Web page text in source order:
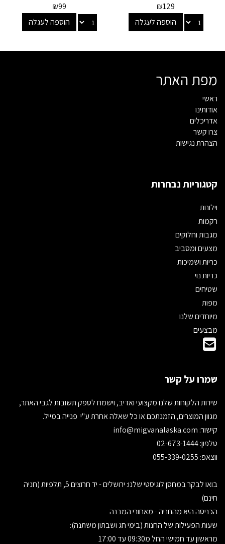
₪129
הוספה לעגלה
₪99
הוספה לעגלה
מפת האתר
ראשי
אודותינו
אדריכלים
צרו קשר
הצהרת נגישות
קטגוריות נבחרות
וילונות
רקמות
מגבות וחלוקים
מצעים ומסביב
כריות ושמיכות
כריות נוי
שטיחים
מפות
מיוחדים שלנו
מבצעים
שמרו על קשר
שירות הלקוחות שלנו מקצועי ואדיב, וישמח לספק תשובות לגבי האתר,
מגוון המוצרים, הזמנתכם או כל שאלה אחרת ע"י פנייה במייל.
קישור:
טלפון: 02-673-1444
ווצאפ: 055-339-0255
בואו לבקר במחסן לוגיסטי שלנו: ירושלים - יד חרוצים 5, תלפיות (חניה
חינם)
הכניסה היא מהחניה - מאחורי המבנה
שעות הפעילות של החנות (בימי חג ושבתון משתנה):
מראשון עד חמישי החל מ09:30 עד 17:00